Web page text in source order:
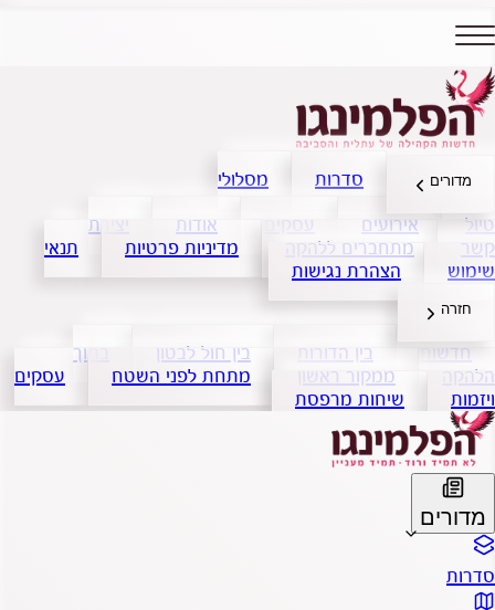
מדורים סדרות
מסלולי
טיול
אירועים עסקים אודות
יצירת
קשר
מתחברים ללהקה מדיניות פרטיות
תנאי
שימוש
הצהרת נגישות
חזרה
חדשות בין הדורות בין חול לבטון
בתוך
הלהקה
ממקור ראשון מתחת לפני השטח
עסקים
ויזמות
שיחות מרפסת
מדורים
סדרות